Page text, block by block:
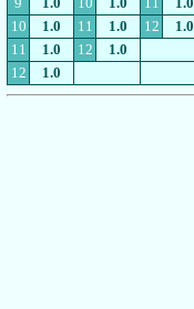
10
1.0 11 1.0 12
1.0
11
1.0 12
1.0
12
1.0